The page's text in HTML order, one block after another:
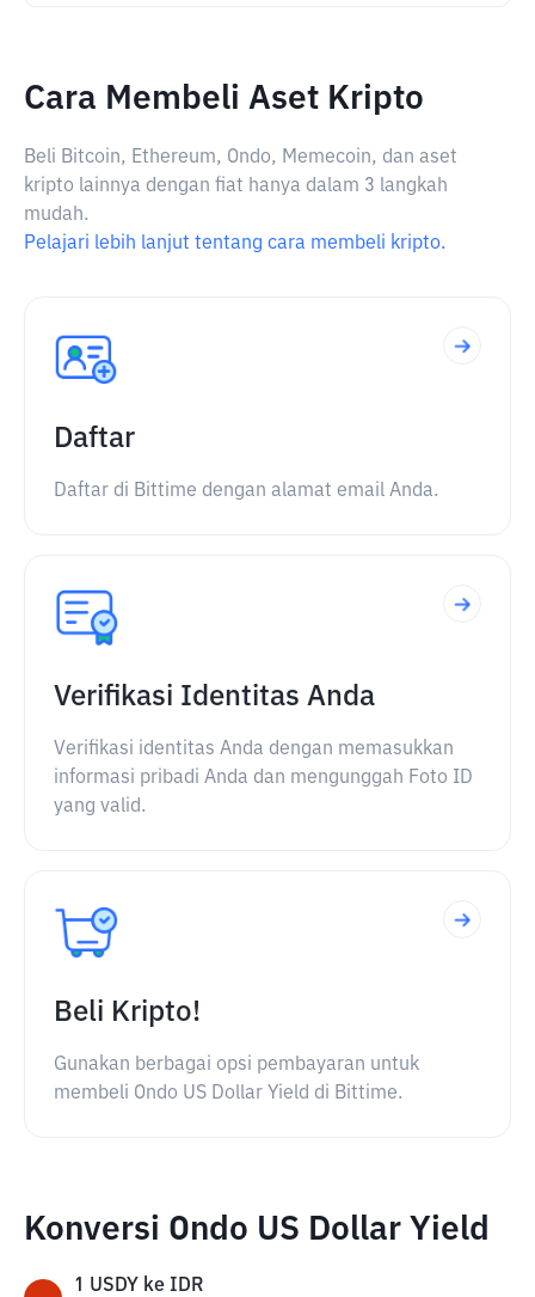
Cara Membeli Aset Kripto
Beli Bitcoin, Ethereum, Ondo, Memecoin, dan aset
kripto lainnya dengan fiat hanya dalam 3 langkah
mudah.
Pelajari lebih lanjut tentang cara membeli kripto.
Daftar
Daftar di Bittime dengan alamat email Anda.
Verifikasi Identitas Anda
Verifikasi identitas Anda dengan memasukkan
informasi pribadi Anda dan mengunggah Foto ID
yang valid.
Beli Kripto!
Gunakan berbagai opsi pembayaran untuk
membeli Ondo US Dollar Yield di Bittime.
Konversi Ondo US Dollar Yield
1 USDY ke IDR